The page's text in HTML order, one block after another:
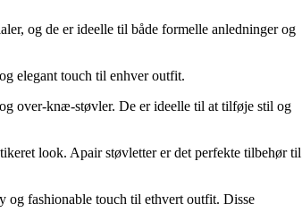
og de er ideelle til både formelle anledninger og
elegant touch til enhver outfit.
over-knæ-støvler. De er ideelle til at tilføje stil og
look. Apair støvletter er det perfekte tilbehør til
og fashionable touch til ethvert outfit. Disse